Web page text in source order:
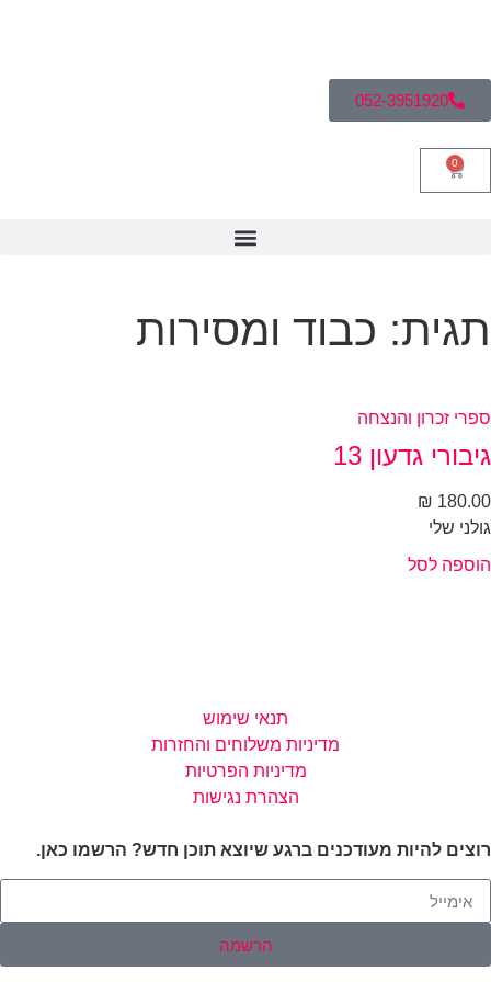
052-3951920
0
כבוד ומסירות
זכרון והנצחה
גדעון 13
₪
שלי
לסל
תנאי שימוש
מדיניות משלוחים והחזרות
מדיניות הפרטיות
הצהרת נגישות
להיות מעודכנים ברגע שיוצא תוכן חדש? הרשמו כאן.
הרשמה